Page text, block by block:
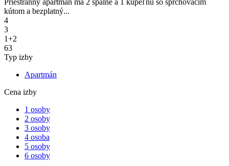
kútom a bezplatný...
4
3
1+2
63
Typ izby
Apartmán
Cena izby
1 osoby
2 osoby
3 osoby
4 osoba
5 osoby
6 osoby